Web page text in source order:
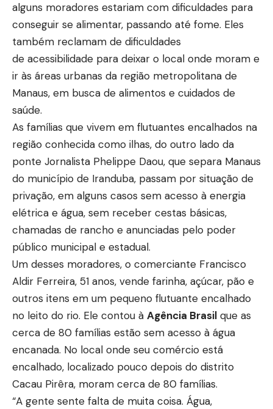
alguns moradores estariam com dificuldades para
conseguir se alimentar, passando até fome. Eles
também reclamam de dificuldades
de acessibilidade para deixar o local onde moram e
ir às áreas urbanas da região metropolitana de
Manaus, em busca de alimentos e cuidados de
saúde.
As famílias que vivem em flutuantes encalhados na
região conhecida como ilhas, do outro lado da
ponte Jornalista Phelippe Daou, que separa Manaus
do município de Iranduba, passam por situação de
privação, em alguns casos sem acesso à energia
elétrica e água, sem receber cestas básicas,
chamadas de rancho e anunciadas pelo poder
público municipal e estadual.
Um desses moradores, o comerciante Francisco
Aldir Ferreira, 51 anos, vende farinha, açúcar, pão e
outros itens em um pequeno flutuante encalhado
no leito do rio. Ele contou à Agência Brasil que as
cerca de 80 famílias estão sem acesso à água
encanada. No local onde seu comércio está
encalhado, localizado pouco depois do distrito
Cacau Pirêra, moram cerca de 80 famílias.
“A gente sente falta de muita coisa. Água,